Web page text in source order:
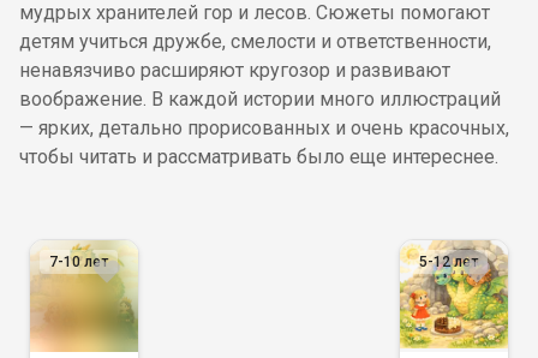
мудрых хранителей гор и лесов. Сюжеты помогают
детям учиться дружбе, смелости и ответственности,
ненавязчиво расширяют кругозор и развивают
воображение. В каждой истории много иллюстраций
— ярких, детально прорисованных и очень красочных,
чтобы читать и рассматривать было еще интереснее.
7-10лет 5-12лет